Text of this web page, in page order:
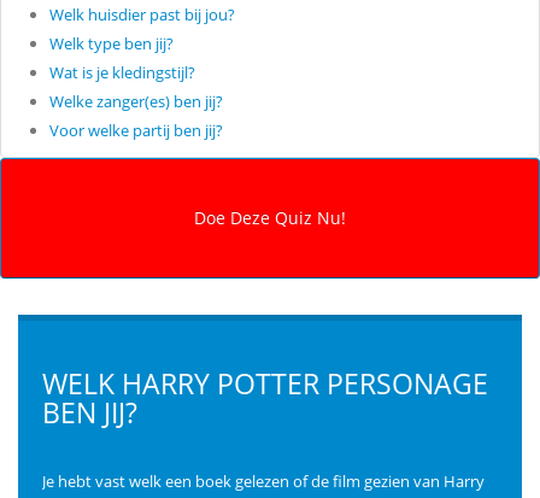
Welk huisdier past bij jou?
Welk type ben jij?
Wat is je kledingstijl?
Welke zanger(es) ben jij?
Voor welke partij ben jij?
WELK HARRY POTTER PERSONAGE
BEN JIJ?
Je hebt vast welk een boek gelezen of de film gezien van Harry